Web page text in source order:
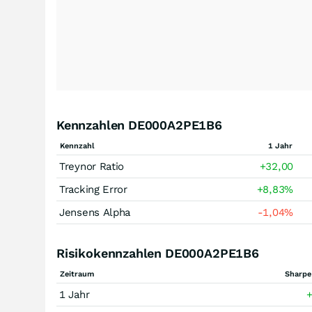
Kennzahlen DE000A2PE1B6
Kennzahl 1 Jahr
Treynor Ratio +32,00
Tracking Error
+8,83%
Jensens Alpha
-1,04%
Risikokennzahlen DE000A2PE1B6
Zeitraum
1 Jahr